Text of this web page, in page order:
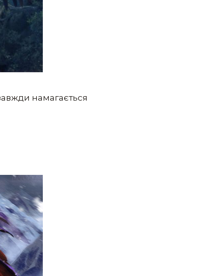
намагається